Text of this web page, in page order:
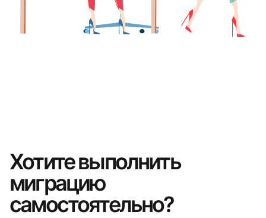
Хотите выполнить
миграцию
самостоятельно?